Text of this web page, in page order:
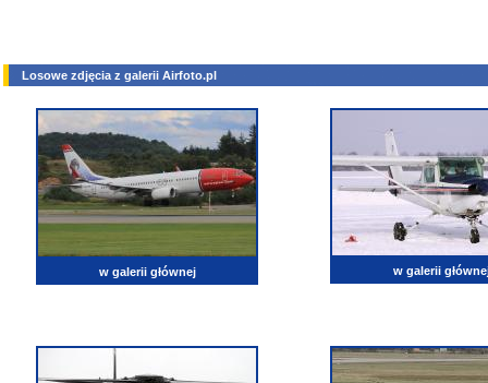
Losowe zdjęcia z galerii Airfoto.pl
w galerii głównej w galerii